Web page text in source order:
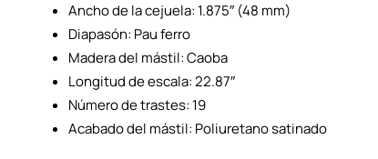
Ancho de la cejuela: 1.875″ (48 mm)
Diapasón: Pau ferro
Madera del mástil: Caoba
Longitud de escala: 22.87″
Número de trastes: 19
Acabado del mástil: Poliuretano satinado